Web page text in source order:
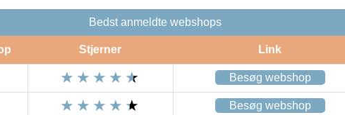
Bedst anmeldte webshops
Stjerner Link
Besøg webshop
Besøg webshop